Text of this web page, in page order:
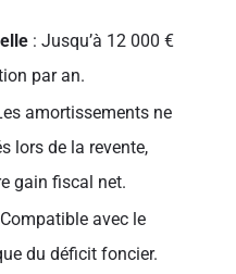
: Jusqu’à 12 000 €
par an.
amortissements ne
lors de la revente,
gain fiscal net.
avec le
du déficit foncier.